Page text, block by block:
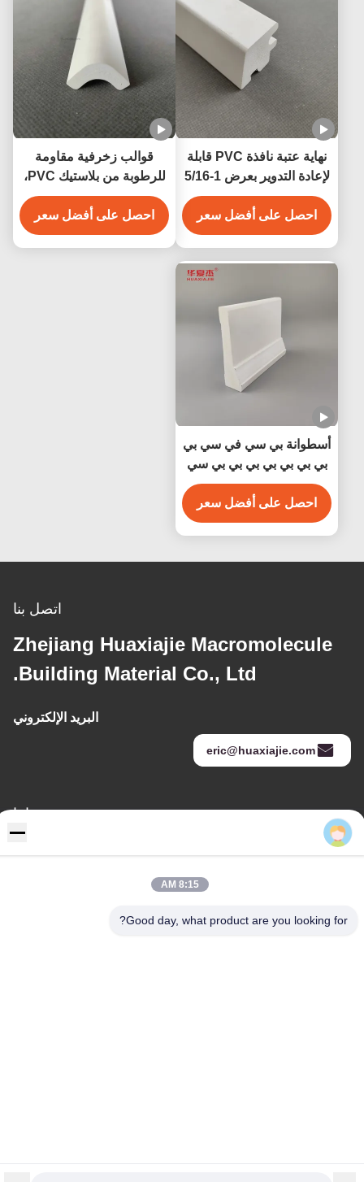
نهاية عتبة نافذة PVC قابلة
لإعادة التدوير بعرض 1-5/16
بوصة × ارتفاع 1-3/8 بوصة،
زخرفة داخلية من قوالب
PVC
احصل على أفضل سعر
قوالب زخرفية مقاومة
للرطوبة من بلاستيك PVC،
قوالب بيضاء من بلاستيك
PVC مقاس 3/4 بوصة
للديكور الداخلي والخارجي
احصل على أفضل سعر
أسطوانة بي سي في سي بي
بي بي بي بي بي بي بي سي
بيضاء مضادة للماء سهلة
التنظيف
احصل على أفضل سعر
اتصل بنا
Zhejiang Huaxiajie Macromolecule
Building Material Co., Ltd.
البريد الإلكتروني
eric@huaxiajie.com
عنواننا
عنوان
هاتف
Eric
8:15 AM
Good day, what product are you looking for?